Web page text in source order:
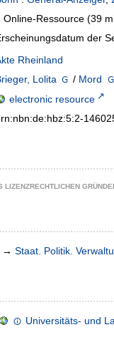
Online-Ressource (39
der
Rheinland
Lolita / Mord
electronic resource
LIZENZRECHTLICHEN
→ Staat. Politik.
Universitäts- und